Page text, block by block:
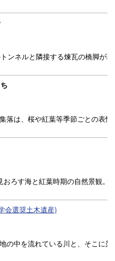
ンネルと隣接する煉瓦の橋脚が
落は、桜や紅葉等季節ごとの表
ろす海と紅葉時期の自然景観。
会選奨土木遺産)
の中を流れている川と、そこに